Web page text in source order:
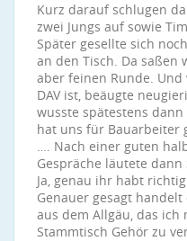
Kurz darauf schlugen
zwei Jungs auf sowie
Später gesellte sich
an den Tisch. Da saßen
aber feinen Runde.
DAV ist, beäugte
wusste spätestens
hat uns für Bauarbeiter
…. Nach einer guten
Gespräche läutete dann
Ja, genau ihr habt
Genauer gesagt
aus dem Allgäu, das
Stammtisch Gehör zu